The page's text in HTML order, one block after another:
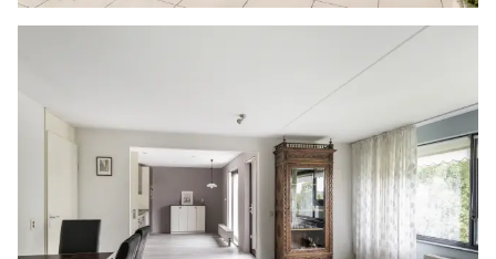
- Actieve VvE
- Bijdrage VvE is € 355,36 voor het appartement
- Gelegen op eigen grond
- Bouwjaar 2002
- Energielabel A
- Woning wordt verkocht zonder Vragenlijst B
- Oplevering in overleg